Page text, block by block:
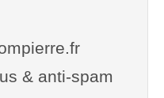
& anti-spam